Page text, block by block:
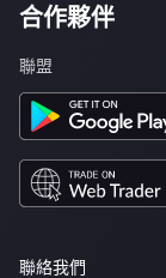
聯絡我們
合作夥伴
聯盟